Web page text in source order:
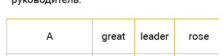
A great leader rose